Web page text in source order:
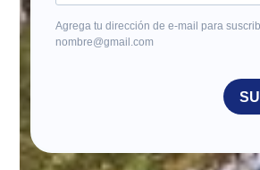
Agrega tu dirección de e-mail para
nombre@gmail.com